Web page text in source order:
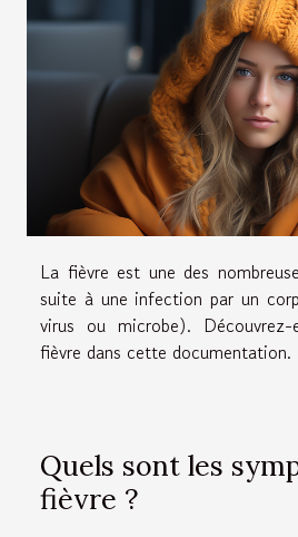
La fièvre est une des
suite à une infection par un
virus ou microbe).
fièvre dans cette documentation.
Quels sont les
fièvre ?